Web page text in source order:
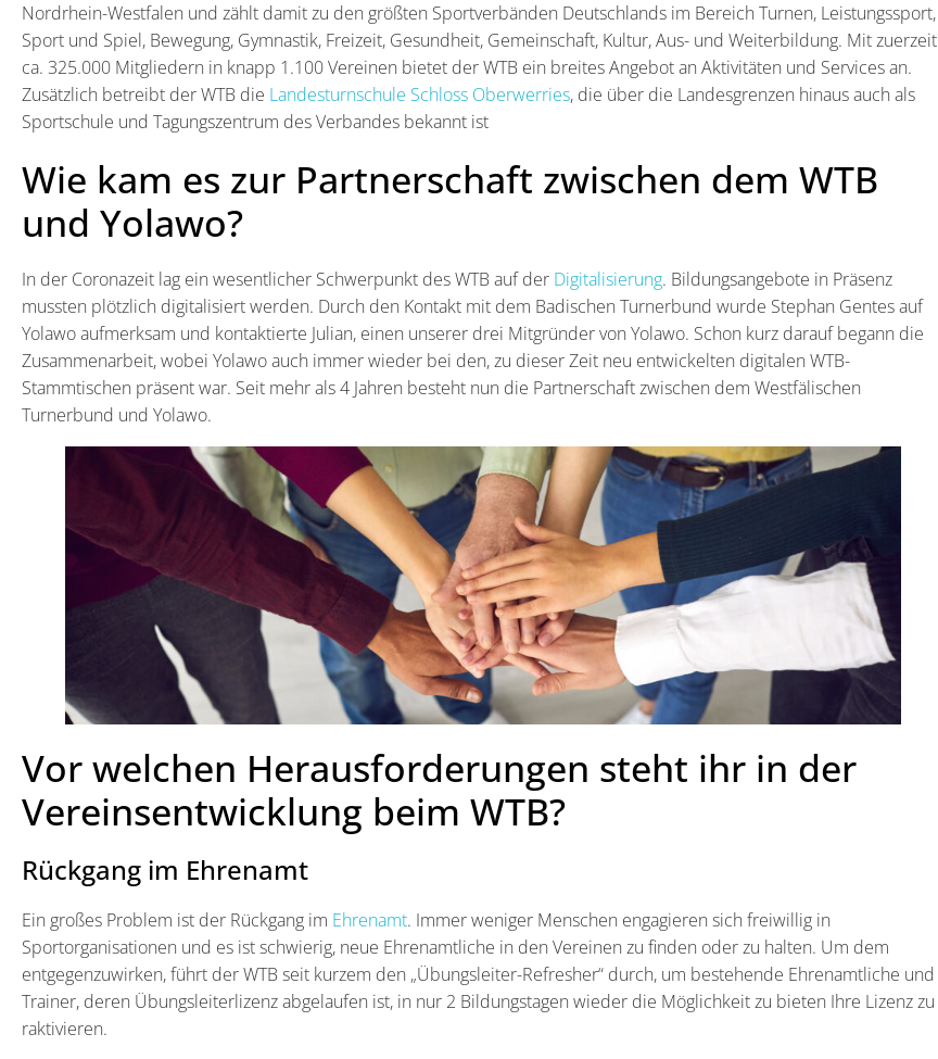
Nordrhein-Westfalen und zählt damit zu den größten Sportverbänden Deutschlands im Bereich Turnen, Leistungssport,
Sport und Spiel, Bewegung, Gymnastik, Freizeit, Gesundheit, Gemeinschaft, Kultur, Aus- und Weiterbildung. Mit zuerzeit
ca. 325.000 Mitgliedern in knapp 1.100 Vereinen bietet der WTB ein breites Angebot an Aktivitäten und Services an.
Zusätzlich betreibt der WTB die Landesturnschule Schloss Oberwerries, die über die Landesgrenzen hinaus auch als
Sportschule und Tagungszentrum des Verbandes bekannt ist
Wie kam es zur Partnerschaft zwischen dem WTB
und Yolawo?
In der Coronazeit lag ein wesentlicher Schwerpunkt des WTB auf der Digitalisierung. Bildungsangebote in Präsenz
mussten plötzlich digitalisiert werden. Durch den Kontakt mit dem Badischen Turnerbund wurde Stephan Gentes auf
Yolawo aufmerksam und kontaktierte Julian, einen unserer drei Mitgründer von Yolawo. Schon kurz darauf begann die
Zusammenarbeit, wobei Yolawo auch immer wieder bei den, zu dieser Zeit neu entwickelten digitalen WTB-
Stammtischen präsent war. Seit mehr als 4 Jahren besteht nun die Partnerschaft zwischen dem Westfälischen
Turnerbund und Yolawo.
Vor welchen Herausforderungen steht ihr in der
Vereinsentwicklung beim WTB?
Rückgang im Ehrenamt
Ein großes Problem ist der Rückgang im Ehrenamt. Immer weniger Menschen engagieren sich freiwillig in
Sportorganisationen und es ist schwierig, neue Ehrenamtliche in den Vereinen zu finden oder zu halten. Um dem
entgegenzuwirken, führt der WTB seit kurzem den „Übungsleiter-Refresher“ durch, um bestehende Ehrenamtliche und
Trainer, deren Übungsleiterlizenz abgelaufen ist, in nur 2 Bildungstagen wieder die Möglichkeit zu bieten Ihre Lizenz zu
raktivieren.